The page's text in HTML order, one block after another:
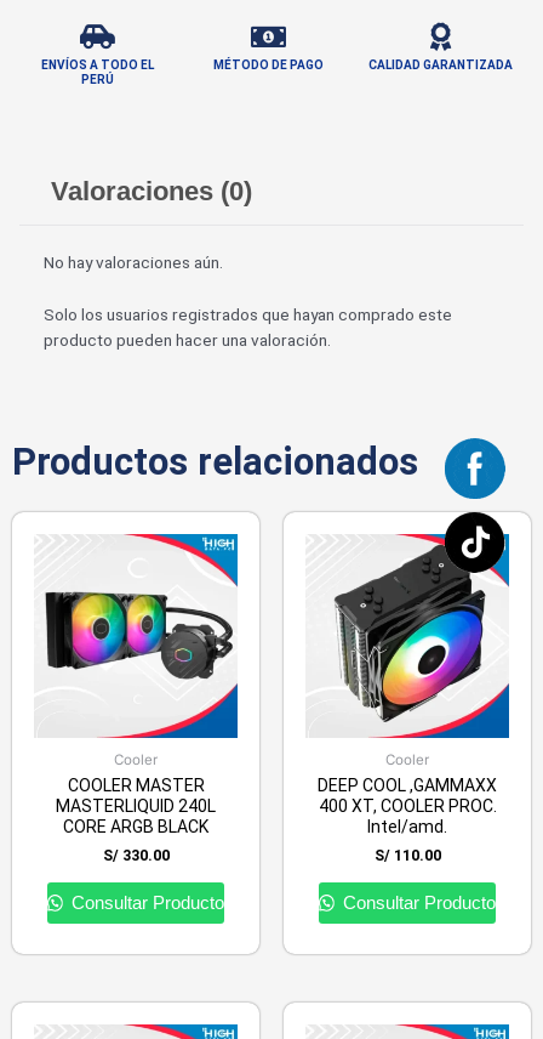
ENVÍOS A TODO EL
PERÚ
MÉTODO DE PAGO CALIDAD GARANTIZADA
Valoraciones (0)
No hay valoraciones aún.
Solo los usuarios registrados que hayan comprado este
producto pueden hacer una valoración.
Productos relacionados
Cooler
COOLER MASTER
MASTERLIQUID 240L
CORE ARGB BLACK
S/330.00
Consultar Producto
Cooler
DEEP COOL ,GAMMAXX
400 XT, COOLER PROC.
Intel/amd.
S/110.00
Consultar Producto